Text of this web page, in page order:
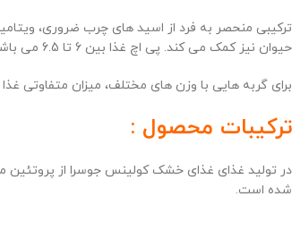
ترکیبی منحصر به فرد از اسید های چرب ضروری،
حیوان نیز کمک می کند. پی اچ غذا بین 6 تا 6.5 می باشد که خطر ایجاد سنگ کلیه و مثانه را به خوبی کاهش می دهد.
برای گربه هایی با وزن های مختلف، میزان متفاوتی
ترکیبات محصول :
شده است.